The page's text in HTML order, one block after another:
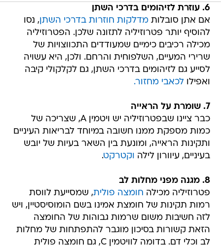
6. עוזרת לזיהומים בדרכי השתן
אם אתן סובלותמדלקות חוזרות בדרכי השתן , נסו
להוסיף יותר פטרוזיליה לתזונה שלכן. הפטרוזיליה
מכילה רכיבים כימיים שמעודדים התכווצויות של
שרירי המעיים, השלפוחית והרחם. ולכן, היא עשויה
לסייע גם לזיהומים בדרכי השתן, גם לקלקולי קיבה
ואפילולכאבי מחזור.
7. שומרת על הראייה
כבר ציינו שבפטרוזיליה יש ויטמין A, שצריכה של
כמות מספקת ממנו חשובה במיוחד לבריאות העיניים
ותקינות הראייה, ומונעת בין השאר בעיות של יובש
בעיניים, עיוורון לילה וקטרקט.
8. מגנה מפני מחלות לב
פטרוזיליה מכילה חומצה פולית, שמסייעת לווסת
רמות תקינות של חומצת אמינו בשם הומוסיסטיין, ויש
לזה חשיבות משום שרמות גבוהות של החומצה
הזאת קשורות בסיכון מוגבר להתפתחות של מחלות
לב וכלי דם. בדומה לוויטמין C, גם חומצה פולית